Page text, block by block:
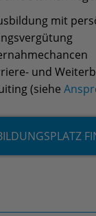
mit
und
(siehe